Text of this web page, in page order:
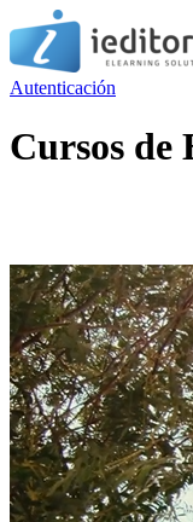
Autenticación
Cursos de